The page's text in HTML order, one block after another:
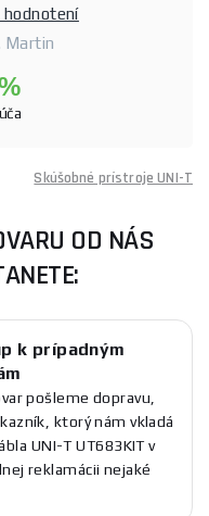
Martin
Skúšobné prístroje UNI-T
OD NÁS
k prípadným
pošleme dopravu,
ktorý nám vkladá
UNI-T UT683KIT v
reklamácii nejaké